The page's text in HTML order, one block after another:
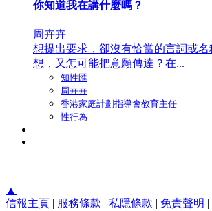
你知道我在講什麼嗎？
周卉卉
想提出要求，卻沒有恰當的言詞或
想，又怎可能把意願傳達？在...
知性匯
周卉卉
香港家庭計劃指導會教育主任
性行為
▲
信報主頁 | 服務條款 | 私隱條款 | 免責聲明 |